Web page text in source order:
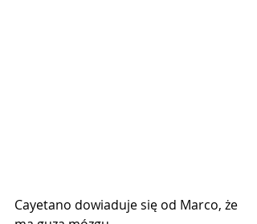
Cayetano dowiaduje się od Marco, że